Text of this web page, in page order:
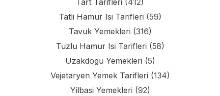
Tart Tarifleri (412)
Tatli Hamur Isi Tarifleri (59)
Tavuk Yemekleri (316)
Tuzlu Hamur Isi Tarifleri (58)
Uzakdogu Yemekleri (5)
Vejetaryen Yemek Tarifleri (134)
Yilbasi Yemekleri (92)